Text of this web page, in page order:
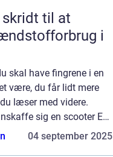
til at
i
skal have fingrene i en
være, du får lidt mere
læser med videre.
sig en scooter En
meget fleksibilitet,
04 september 2025